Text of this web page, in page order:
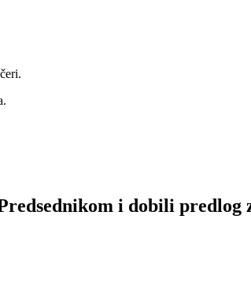
i dobili predlog